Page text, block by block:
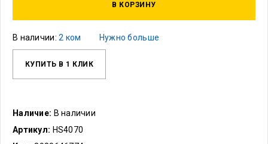
Наличие: В наличии
Артикул: HS4070
В КОРЗИНУ
В наличии:2 ком Нужно больше
КУПИТЬ В 1 КЛИК